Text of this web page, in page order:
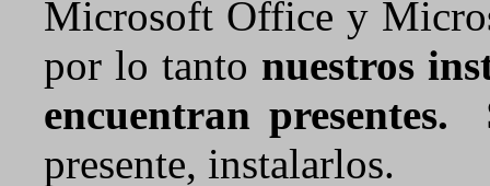
Microsoft Office y
por lo tanto nuestros
encuentran presentes.
presente, instalarlos.